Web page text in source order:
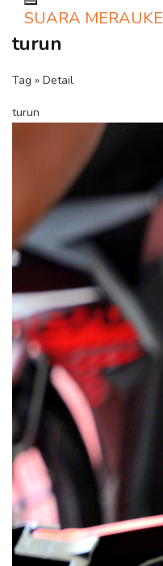
Toggle navigation
SUARA MERAUKE
turun
Tag » Detail
turun